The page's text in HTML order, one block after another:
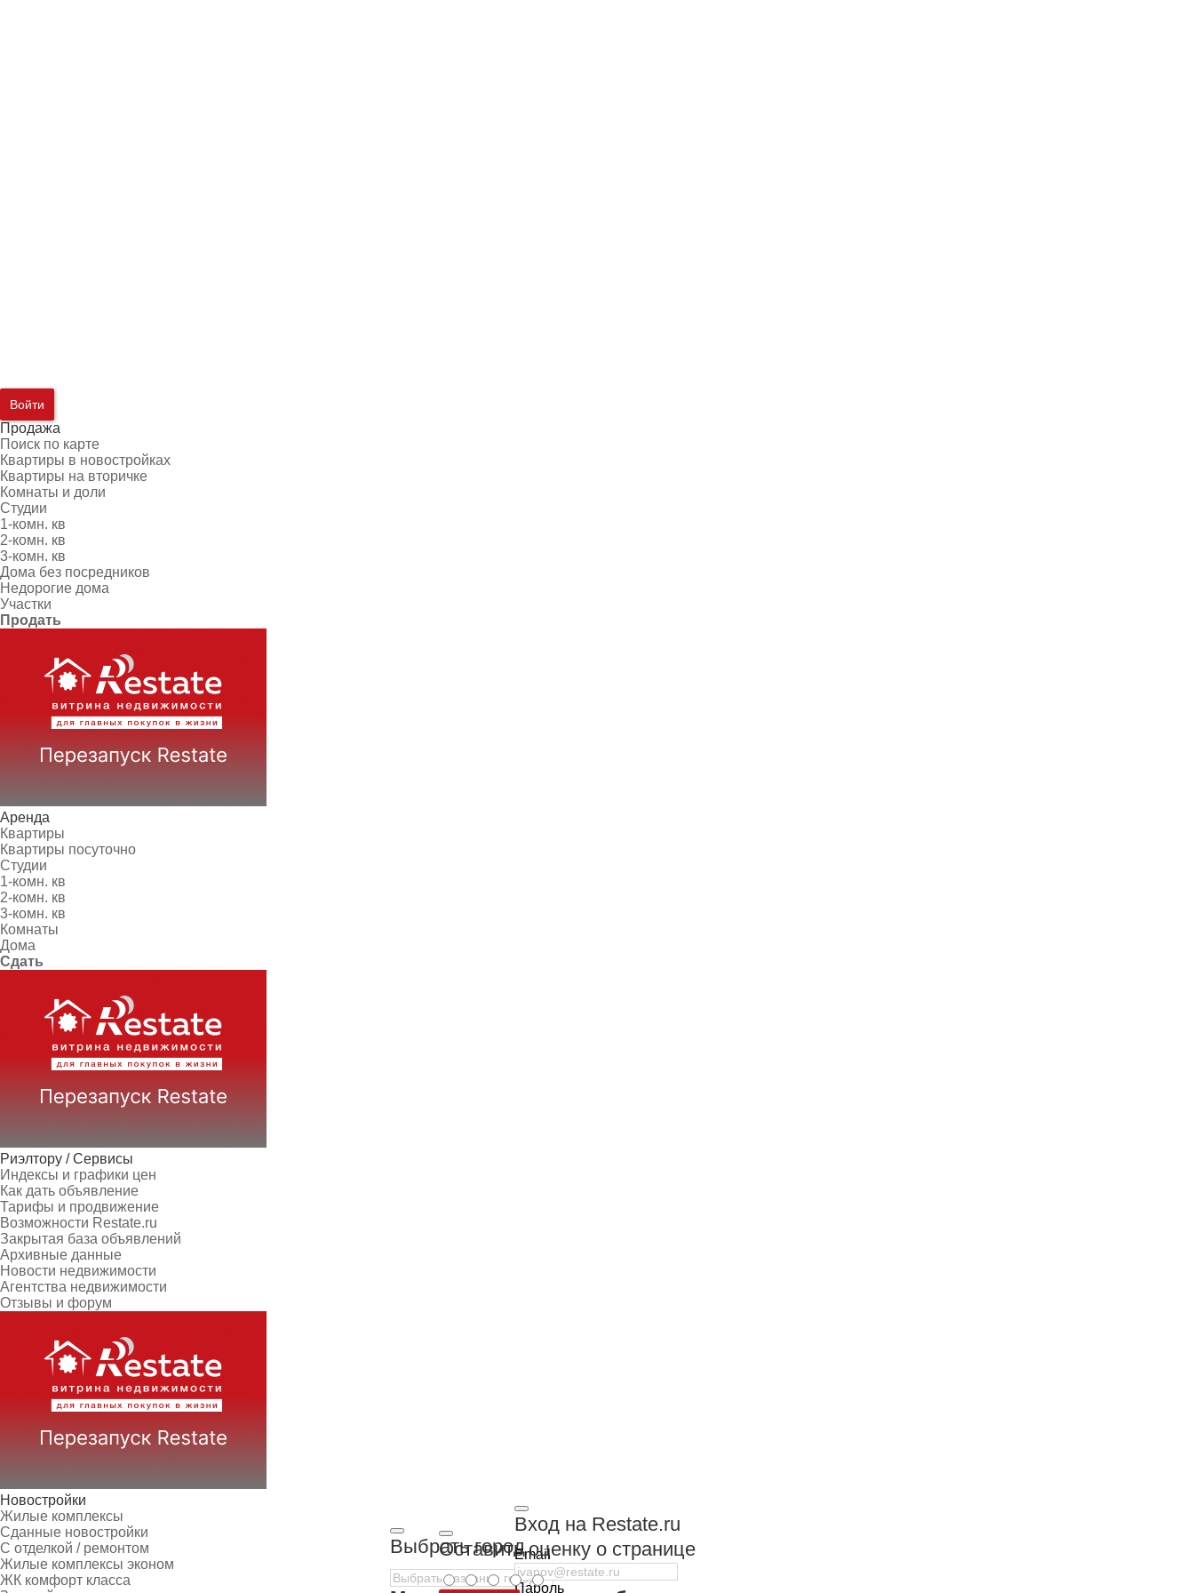
Войти
Продажа
Поиск по карте
Квартиры в новостройках
Квартиры на вторичке
Комнаты и доли
Студии
1-комн. кв
2-комн. кв
3-комн. кв
Дома без посредников
Недорогие дома
Участки
Продать
Аренда
Квартиры
Квартиры посуточно
Студии
1-комн. кв
2-комн. кв
3-комн. кв
Комнаты
Дома
Сдать
Риэлтору / Сервисы
Индексы и графики цен
Как дать объявление
Тарифы и продвижение
Возможности Restate.ru
Закрытая база объявлений
Архивные данные
Новости недвижимости
Агентства недвижимости
Отзывы и форум
Новостройки
Жилые комплексы
Сданные новостройки
С отделкой / ремонтом
Жилые комплексы эконом
ЖК комфорт класса
Выбрать город
Вход на Restate.ru
Email
Пароль
Оставить оценку о странице